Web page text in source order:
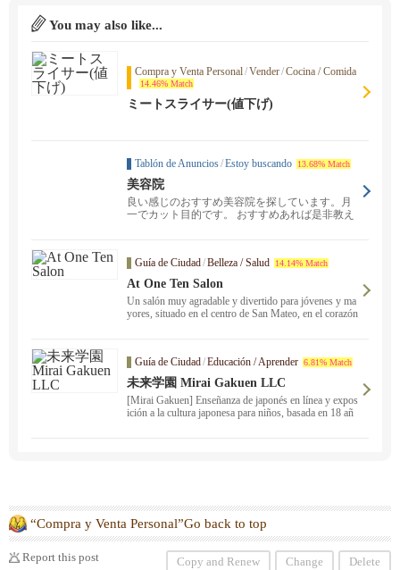
You may also like...
Compra y Venta Personal/Vender/Cocina / Comida
14.46% Match
ミートスライサー(値下げ)
Tablón de Anuncios/Estoy buscando 13.68% Match
美容院
良い感じのおすすめ美容院を探しています。月
一でカット目的です。 おすすめあれば是非教え
Guía de Ciudad/Belleza / Salud 14.14% Match
At One Ten Salon
Un salón muy agradable y divertido para jóvenes y ma
yores, situado en el centro de San Mateo, en el corazón
Guía de Ciudad/Educación / Aprender 6.81% Match
未来学園 Mirai Gakuen LLC
[Mirai Gakuen] Enseñanza de japonés en línea y expos
ición a la cultura japonesa para niños, basada en 18 añ
“Compra y Venta Personal”Go back to top
Report this post Copy and Renew Change Delete